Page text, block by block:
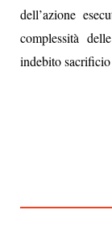
dell’azione
complessità
indebito